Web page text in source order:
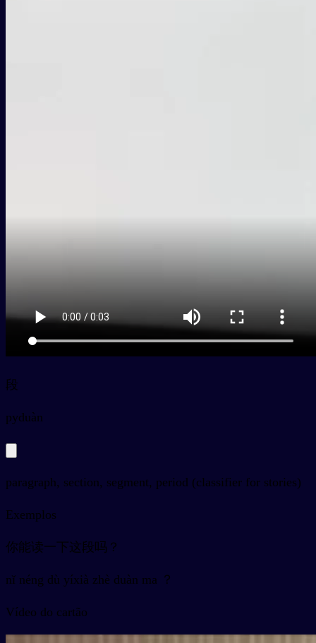
段
pyduàn
paragraph, section, segment, period (classifier for stories)
Exemplos
你能读一下这段吗？
nǐ néng dù yíxià zhè duàn ma ？
Vídeo do cartão